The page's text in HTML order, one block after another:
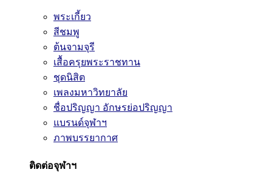
พระเกี้ยว
สีชมพู
ต้นจามจุรี
เสื้อครุยพระราชทาน
ชุดนิสิต
เพลงมหาวิทยาลัย
ชื่อปริญญา อักษรย่อปริญญา
แบรนด์จุฬาฯ
ภาพบรรยากาศ
ติดต่อจุฬาฯ